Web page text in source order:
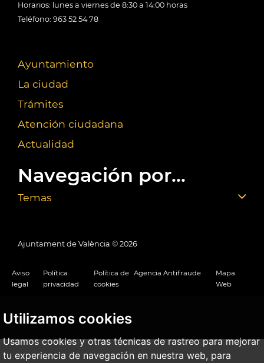
Utilizamos cookies
Usamos cookies y otras técnicas de rastreo para mejorar
tu experiencia de navegación en nuestra web, para
Horarios: lunes a viernes de 8:30 a 14:00 horas
Teléfono: 963 52 54 78
Ayuntamiento
La ciudad
Trámites
Atención ciudadana
Actualidad
Navegación por...
Temas
Ajuntament de València © 2026
Aviso
legal
Política
privacidad
Política de
cookies
Agencia Antifraude
Mapa
Web